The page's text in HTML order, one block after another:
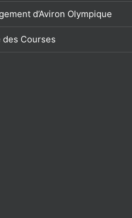
d’Aviron Olympique
des Courses